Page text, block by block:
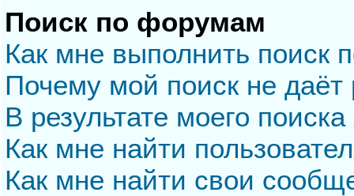
Поиск по форумам
Как мне выполнить
Почему мой поиск не даёт
В результате моего
Как мне найти
Как мне найти свои